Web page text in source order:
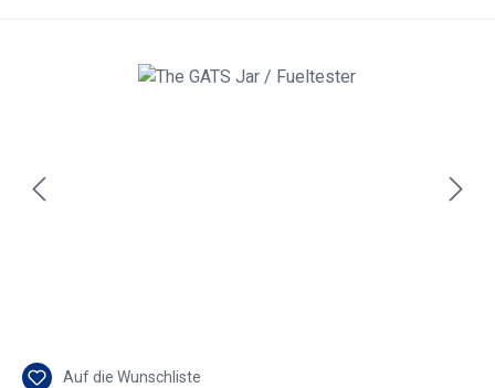
Bildergalerie überspringen
Auf die Wunschliste